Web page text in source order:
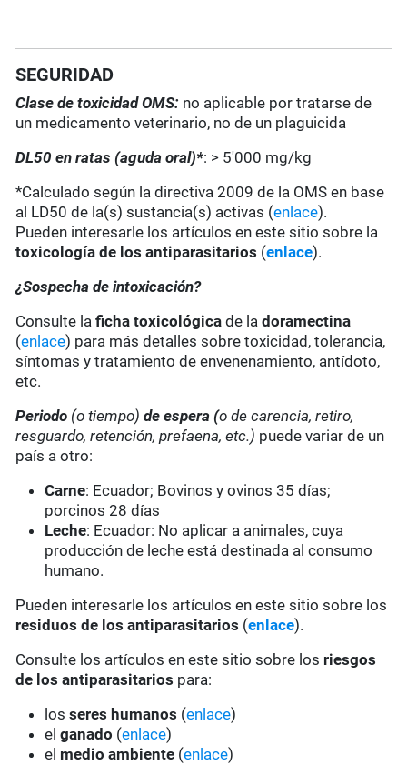
SEGURIDAD
Clase de toxicidad OMS: no aplicable por tratarse de
un medicamento veterinario, no de un plaguicida
DL50 en ratas (aguda oral)*: > 5'000 mg/kg
*Calculado según la directiva 2009 de la OMS en base
al LD50 de la(s) sustancia(s) activas (enlace).
Pueden interesarle los artículos en este sitio sobre la
toxicología de los antiparasitarios (enlace).
¿Sospecha de intoxicación?
Consulte laficha toxicológica de ladoramectina
(enlace) para más detalles sobre toxicidad, tolerancia,
síntomas y tratamiento de envenenamiento, antídoto,
etc.
Periodo (o tiempo) de espera (o de carencia, retiro,
resguardo, retención, prefaena, etc.) puede variar de un
país a otro:
Carne: Ecuador; Bovinos y ovinos 35 días;
porcinos 28 días
Leche: Ecuador: No aplicar a animales, cuya
producción de leche está destinada al consumo
humano.
Pueden interesarle los artículos en este sitio sobre los
residuos de los antiparasitarios (enlace).
Consulte los artículos en este sitio sobre los riesgos
de los antiparasitarios para:
losseres humanos (enlace)
elganado (enlace)
el medio ambiente (enlace)